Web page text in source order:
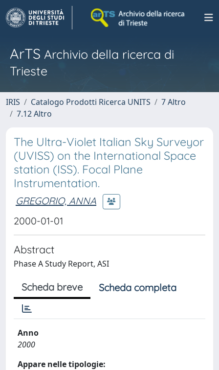
ArTS Archivio della ricerca di
Trieste
IRIS Catalogo Prodotti Ricerca UNITS
7 Altro
7.12 Altro
The Ultra-Violet Italian Sky Surveyor
(UVISS) on the International Space
station (ISS). Focal Plane
Instrumentation.
GREGORIO, ANNA
2000-01-01
Abstract
Phase A Study Report, ASI
Scheda breve Scheda completa
Anno
2000
Appare nelle tipologie: